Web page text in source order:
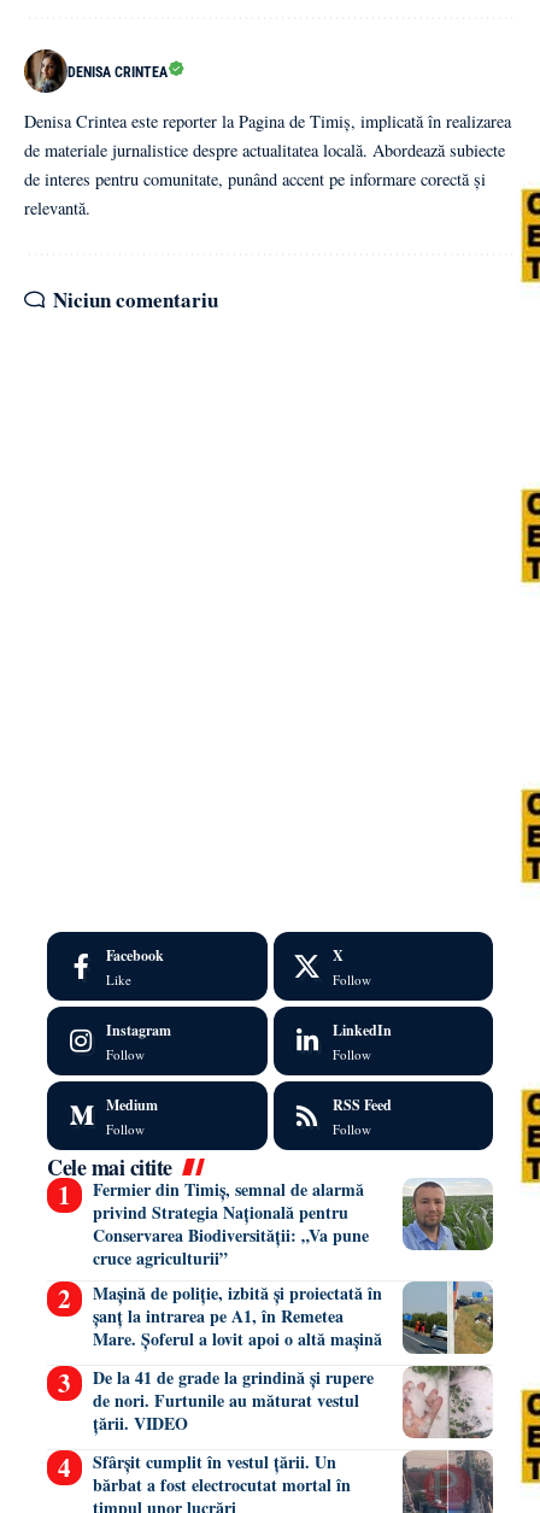
DENISA CRINTEA
Denisa Crintea este reporter la Pagina de Timiș, implicată în realizarea
de materiale jurnalistice despre actualitatea locală. Abordează subiecte
de interes pentru comunitate, punând accent pe informare corectă și
relevantă.
Niciun comentariu
Facebook
Like
X
Follow
Instagram
Follow
LinkedIn
Follow
Medium
Follow
RSS Feed
Follow
Cele mai citite
Fermier din Timiș, semnal de alarmă
privind Strategia Națională pentru
Conservarea Biodiversității: „Va pune
cruce agriculturii”
Mașină de poliție, izbită și proiectată în
șanț la intrarea pe A1, în Remetea
Mare. Șoferul a lovit apoi o altă mașină
De la 41 de grade la grindină și rupere
de nori. Furtunile au măturat vestul
țării. VIDEO
Sfârșit cumplit în vestul țării. Un
bărbat a fost electrocutat mortal în
timpul unor lucrări